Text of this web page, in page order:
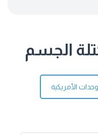
الجسم
الأمريكية